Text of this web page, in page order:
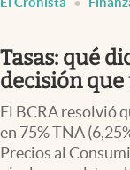
Finanzas y Mercados
Negocios
Columnistas
Otras secciones
Tasas: qué
decisión que
El BCRA resolvió
en 75% TNA
Precios al